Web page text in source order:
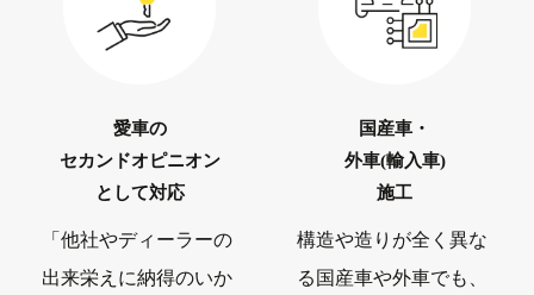
愛車の
セカンドオピニオン
として対応
「他社やディーラーの
出来栄えに納得のいか
国産車・
外車(輸入車)
施工
構造や造りが全く異な
る国産車や外車でも、